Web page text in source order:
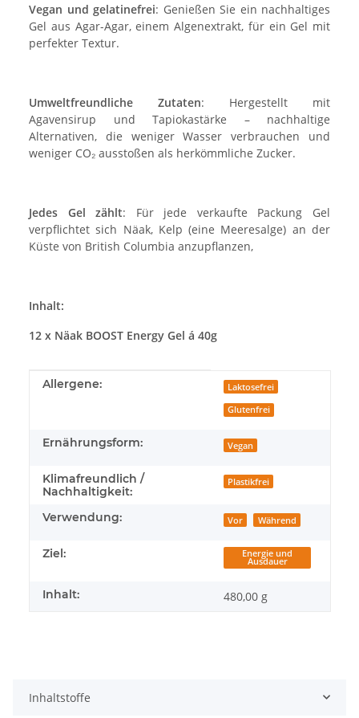
Vegan und gelatinefrei: Genießen Sie ein nachhaltiges
Gel aus Agar-Agar, einem Algenextrakt, für ein Gel mit
perfekter Textur.
Umweltfreundliche Zutaten: Hergestellt mit
Agavensirup und Tapiokastärke – nachhaltige
Alternativen, die weniger Wasser verbrauchen und
weniger CO₂ ausstoßen als herkömmliche Zucker.
Jedes Gel zählt: Für jede verkaufte Packung Gel
verpflichtet sich Näak, Kelp (eine Meeresalge) an der
Küste von British Columbia anzupflanzen,
Inhalt:
12 x Näak BOOST Energy Gel á 40g
Produkteigenschaft
Wert
Allergene: Laktosefrei
Glutenfrei
Ernährungsform: Vegan
Klimafreundlich /
Nachhaltigkeit:
Plastikfrei
Verwendung: Vor Während
Ziel: Energie und
Ausdauer
Inhalt: 480,00 g
Inhaltstoffe